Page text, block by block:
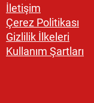
İletişim
Çerez Politikası
Gizlilik İlkeleri
Kullanım Şartları